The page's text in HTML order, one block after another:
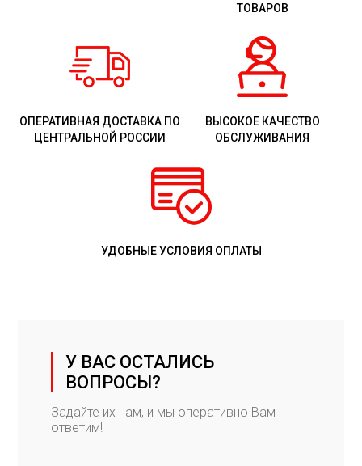
ТОВАРОВ
ОПЕРАТИВНАЯ ДОСТАВКА ПО
ЦЕНТРАЛЬНОЙ РОССИИ
ВЫСОКОЕ КАЧЕСТВО
ОБСЛУЖИВАНИЯ
УДОБНЫЕ УСЛОВИЯ ОПЛАТЫ
У ВАС ОСТАЛИСЬ
ВОПРОСЫ?
Задайте их нам, и мы оперативно Вам
ответим!